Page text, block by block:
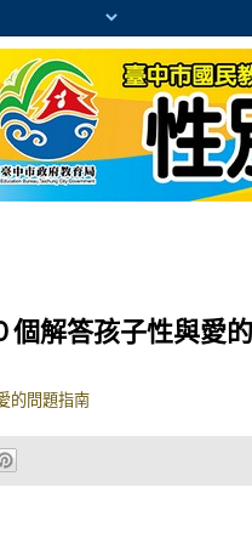
個解答孩子性與愛
的問題指南